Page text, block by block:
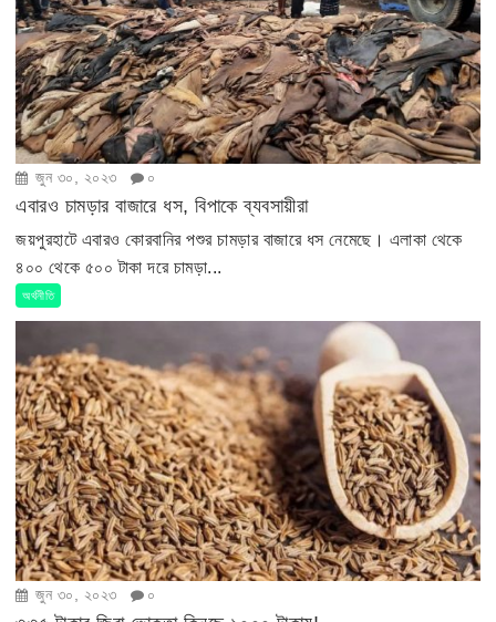
জুন ৩০, ২০২৩ ০
এবারও চামড়ার বাজারে ধস, বিপাকে ব্যবসায়ীরা
জয়পুরহাটে এবারও কোরবানির পশুর চামড়ার বাজারে ধস নেমেছে। এলাকা থেকে
৪০০ থেকে ৫০০ টাকা দরে চামড়া...
অর্থনীতি
জুন ৩০, ২০২৩ ০